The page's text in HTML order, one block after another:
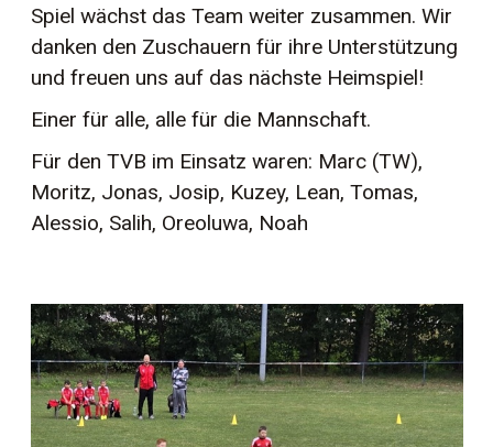
Spiel wächst das Team weiter zusammen. Wir
danken den Zuschauern für ihre Unterstützung
und freuen uns auf das nächste Heimspiel!
Einer für alle, alle für die Mannschaft.
Für den TVB im Einsatz waren: Marc (TW),
Moritz, Jonas, Josip, Kuzey, Lean, Tomas,
Alessio, Salih, Oreoluwa, Noah